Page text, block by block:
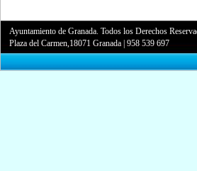
Ayuntamiento de Granada. Todos los Derechos
Plaza del Carmen,18071 Granada |958 539 697